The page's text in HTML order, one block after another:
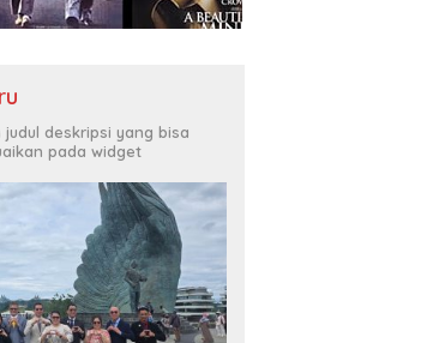
deskripsi yang bisa
pada widget